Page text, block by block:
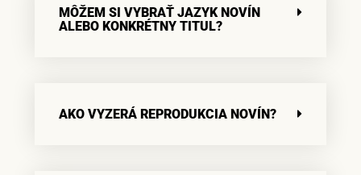
MÔŽEM SI VYBRAŤ JAZYK NOVÍN
ALEBO KONKRÉTNY TITUL?
AKO VYZERÁ REPRODUKCIA NOVÍN?